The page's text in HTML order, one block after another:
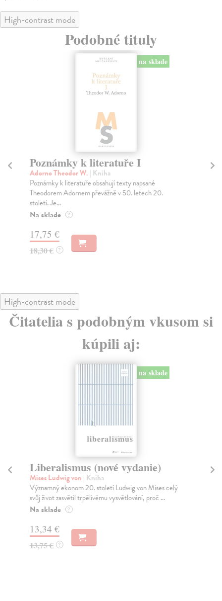
High-contrast mode
Podobné tituly
na sklade
Poznámky k literatuře I
Adorno Theodor W. | Kniha
Poznámky k literatuře obsahují texty napsané
Theodorem Adornem převážně v 50. letech 20.
století. Je...
Na sklade ?
17,75 €
18,30 € ?
High-contrast mode
Čitatelia s podobným vkusom si
kúpili aj:
na sklade
Liberalismus (nové vydanie)
Mises Ludwig von | Kniha
Významný ekonom 20. století Ludwig von Mises celý
svůj život zasvětil trpělivému vysvětlování, proč ...
Na sklade ?
13,34 €
13,75 € ?